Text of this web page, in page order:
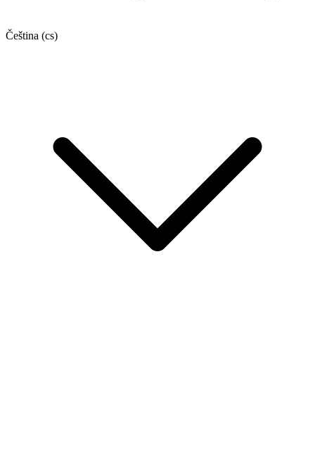
Čeština (cs)